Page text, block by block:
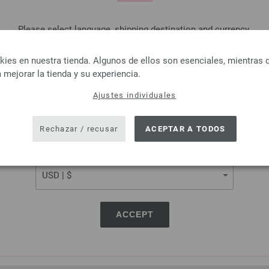
Please select language, shipping destination and currency.
ACCEPT
en nuestra tienda. Algunos de ellos son esenciales, mientras
mejorar la tienda y su experiencia.
Ajustes individuales
Rechazar / recusar ACEPTAR A TODOS
FELTRO
100 % Lana virgen
de las agujas: 8
2,94 €
3,44 $
gastos de envío, Precio base: 58,80 € / kg
LINARTE
30 % Algodón, 20 % lino, 40 %
Longitud: aprox. 125 m
IVA no incluido, más gastos de envío,